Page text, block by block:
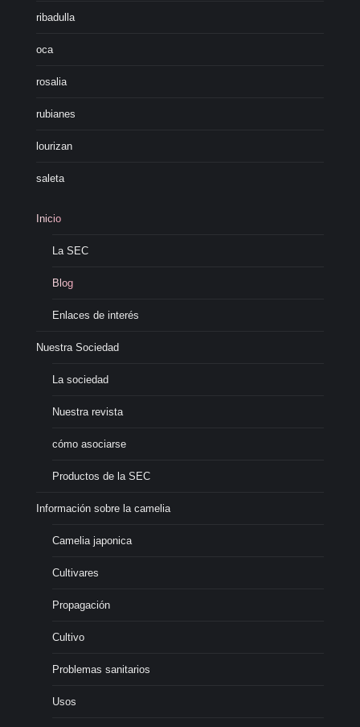
ribadulla
oca
rosalia
rubianes
lourizan
saleta
Inicio
La SEC
Blog
Enlaces de interés
Nuestra Sociedad
La sociedad
Nuestra revista
cómo asociarse
Productos de la SEC
Información sobre la camelia
Camelia japonica
Cultivares
Propagación
Cultivo
Problemas sanitarios
Usos